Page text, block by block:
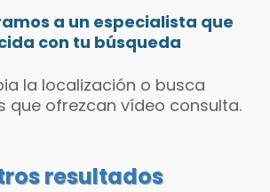
a un especialista que
con tu búsqueda
la localización o busca
que ofrezcan vídeo consulta.
resultados